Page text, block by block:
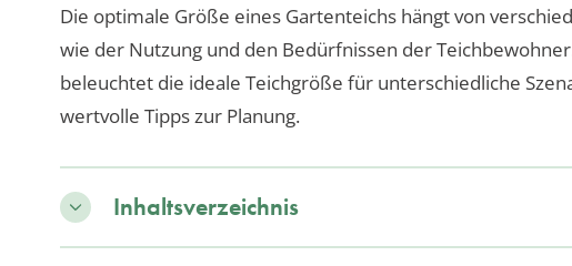
Die optimale Größe eines Gartenteichs hängt von
wie der Nutzung und den Bedürfnissen der
beleuchtet die ideale Teichgröße für unterschiedliche
wertvolle Tipps zur Planung.
Inhaltsverzeichnis